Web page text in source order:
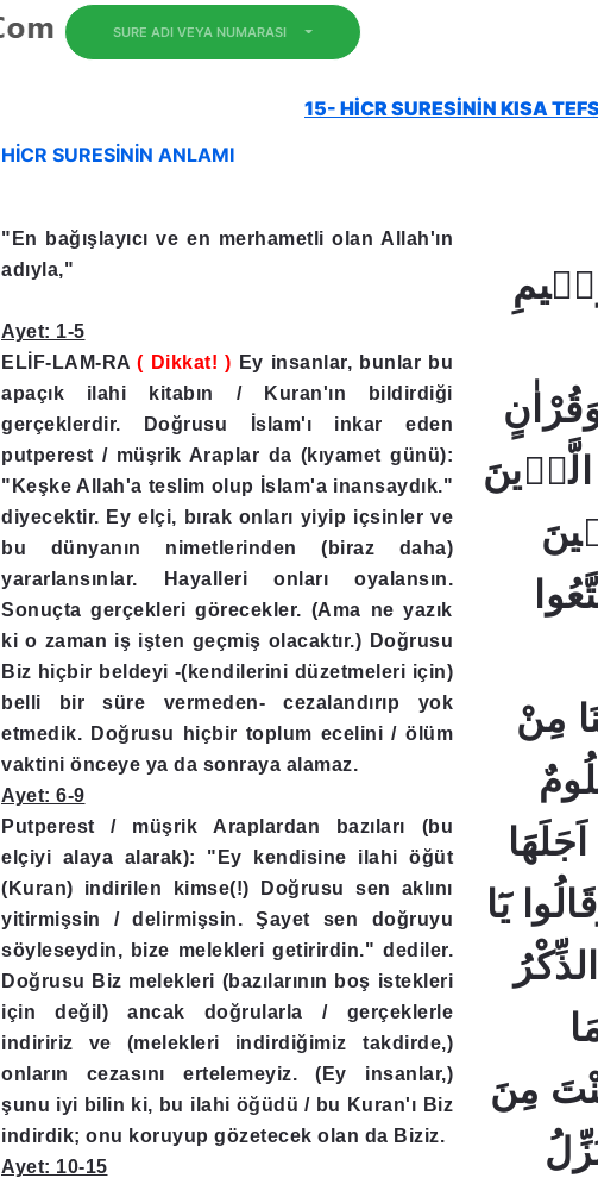
SURE ADI VEYA NUMARASI
15- HİCR SURESİNİN KISA
HİCR SURESİNİN ANLAMI
"En bağışlayıcı ve en merhametli olan Allah'ın
adıyla,"
Ayet: 1-5
ELİF-LAM-RA( Dikkat! ) Ey insanlar, bunlar bu
apaçık ilahi kitabın / Kuran'ın bildirdiği
gerçeklerdir. Doğrusu İslam'ı inkar eden
putperest / müşrik Araplar da (kıyamet günü):
"Keşke Allah'a teslim olup İslam'a inansaydık."
diyecektir. Ey elçi, bırak onları yiyip içsinler ve
bu dünyanın nimetlerinden (biraz daha)
yararlansınlar. Hayalleri onları oyalansın.
Sonuçta gerçekleri görecekler. (Ama ne yazık
ki o zaman iş işten geçmiş olacaktır.) Doğrusu
Biz hiçbir beldeyi -(kendilerini düzetmeleri için)
belli bir süre vermeden- cezalandırıp yok
etmedik. Doğrusu hiçbir toplum ecelini / ölüm
vaktini önceye ya da sonraya alamaz.
Ayet: 6-9
Putperest / müşrik Araplardan bazıları (bu
elçiyi alaya alarak): "Ey kendisine ilahi öğüt
(Kuran) indirilen kimse(!) Doğrusu sen aklını
yitirmişsin / delirmişsin. Şayet sen doğruyu
söyleseydin, bize melekleri getirirdin." dediler.
Doğrusu Biz melekleri (bazılarının boş istekleri
için değil) ancak doğrularla / gerçeklerle
indiririz ve (melekleri indirdiğimiz takdirde,)
onların cezasını ertelemeyiz. (Ey insanlar,)
şunu iyi bilin ki, bu ilahi öğüdü / bu Kuran'ı Biz
indirdik; onu koruyup gözetecek olan da Biziz.
Ayet: 10-15
الَّذٖينَ
مِنْ
﴿5﴾ وَقَالُوا يَٓا
مَا
مِنَ
نُنَزِّلُ